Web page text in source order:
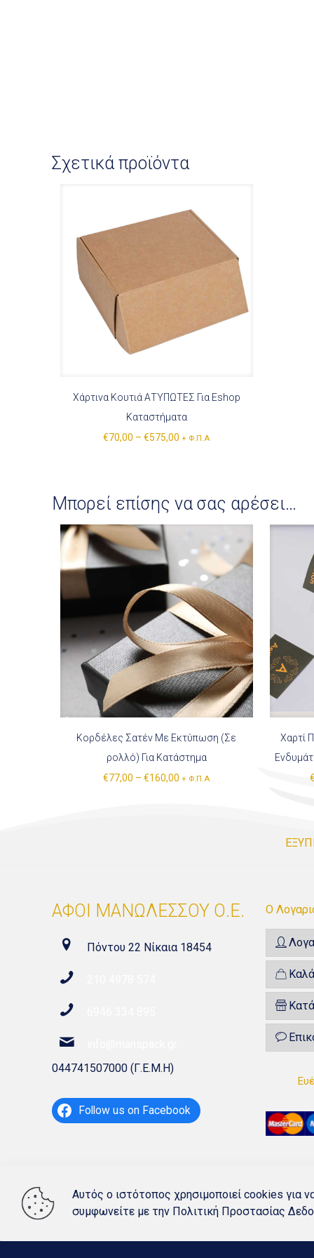
Σχετικά προϊόντα
Χάρτινα Κουτιά ΑΤΥΠΩΤΕΣ Για Eshop
Καταστήματα
€70,00 – €575,00 + Φ.Π.Α
Μπορεί επίσης να σας αρέσει…
Κορδέλες Σατέν Με Εκτύπωση (Σε
ρολλό) Για Κατάστημα
€77,00 – €160,00 + Φ.Π.Α
Χαρτί
€
ΑΦΟΙ ΜΑΝΩΛΕΣΣΟΥ Ο.Ε.
Πόντου 22 Νίκαια 18454
044741507000 (Γ.Ε.Μ.Η)
Follow us on Facebook
Ο
Αυτός ο ιστότοπος χρησιμοποιεί cookies για
συμφωνείτε με την Πολιτική Προστασίας